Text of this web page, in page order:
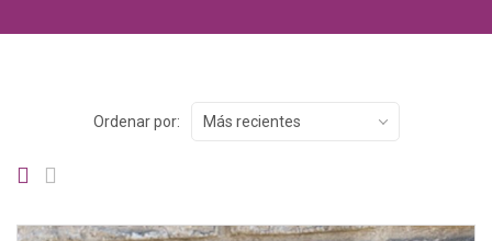
Ordenar por: Más recientes